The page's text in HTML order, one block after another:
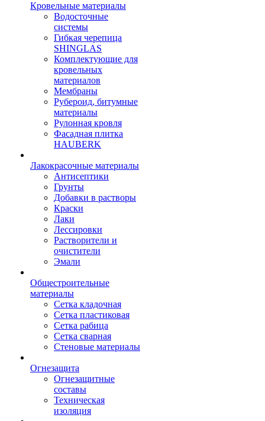
Кровельные материалы
Водосточные
системы
Гибкая черепица
SHINGLAS
Комплектующие для
кровельных
материалов
Мембраны
Рубероид, битумные
материалы
Рулонная кровля
Фасадная плитка
HAUBERK
Лакокрасочные материалы
Антисептики
Грунты
Добавки в растворы
Краски
Лаки
Лессировки
Растворители и
очистители
Эмали
Общестроительные
материалы
Сетка кладочная
Сетка пластиковая
Сетка рабица
Сетка сварная
Стеновые материалы
Огнезащита
Огнезащитные
составы
Техническая
изоляция